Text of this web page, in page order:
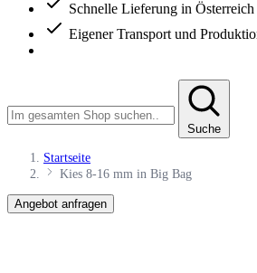
Eigener Transport und Produktion
Suche
Angebot anfragen